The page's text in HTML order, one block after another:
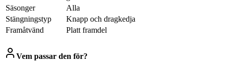
Säsonger
Alla
Stängningstyp
Knapp och dragkedja
Framåtvänd
Platt framdel
Vem passar den för?